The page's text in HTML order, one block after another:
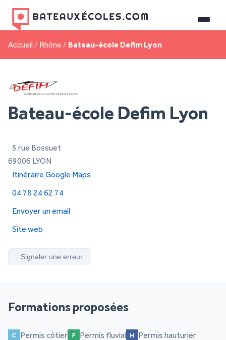
Accueil / Rhône / Bateau-école Defim Lyon
Bateau-école Defim Lyon
5 rue Bossuet
69006 LYON
Itinéraire Google Maps
04 78 24 62 74
Envoyer un email
Site web
Signaler une erreur
Formations proposées
Permis côtier Permis fluvial
Permis hauturier